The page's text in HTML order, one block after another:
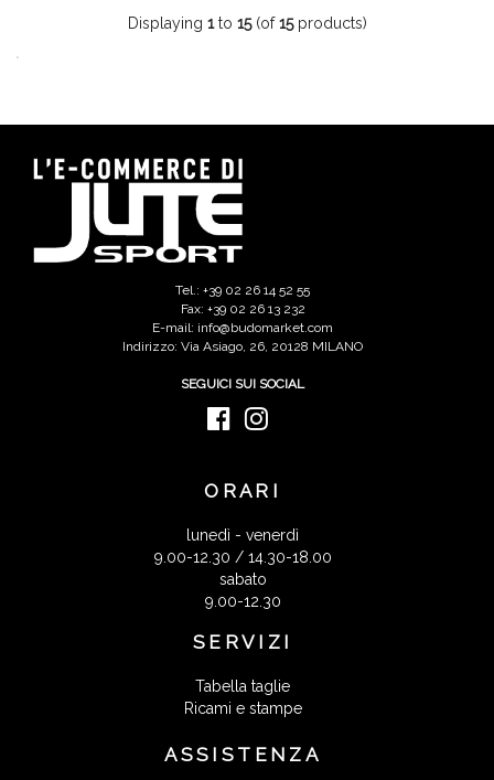
Displaying 1to 15(of15products)
Tel.: +39 02 26 14 52 55
Fax: +39 02 26 13 232
E-mail: info@budomarket.com
Indirizzo: Via Asiago, 26, 20128 MILANO
SEGUICI SUI SOCIAL
ORARI
lunedì - venerdì
9.00-12.30 / 14.30-18.00
sabato
9.00-12.30
SERVIZI
Tabella taglie
Ricami e stampe
ASSISTENZA